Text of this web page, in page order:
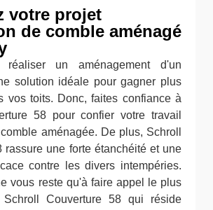
votre projet
de comble aménagé
réaliser un aménagement d'un
solution idéale pour gagner plus
vos toits. Donc, faites confiance à
58 pour confier votre travail
aménagée. De plus, Schroll
rassure une forte étanchéité et une
contre les divers intempéries.
vous reste qu'à faire appel le plus
Couverture 58 qui réside